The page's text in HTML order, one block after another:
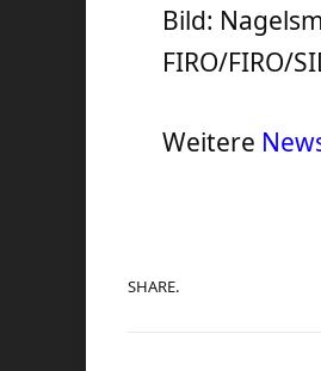
Bild:
FIRO/FIRO/
Weitere
SHARE.